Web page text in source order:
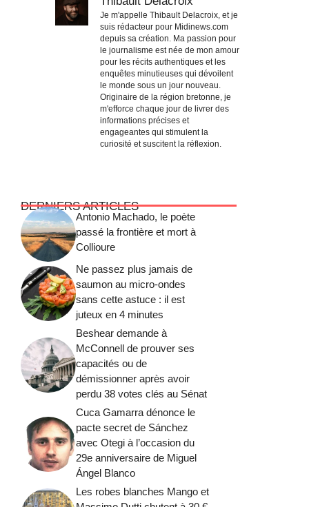
Je m'appelle Thibault Delacroix, et je
suis rédacteur pour Midinews.com
depuis sa création. Ma passion pour
le journalisme est née de mon amour
pour les récits authentiques et les
enquêtes minutieuses qui dévoilent
le monde sous un jour nouveau.
Originaire de la région bretonne, je
m'efforce chaque jour de livrer des
informations précises et
engageantes qui stimulent la
curiosité et suscitent la réflexion.
DERNIERS ARTICLES
Antonio Machado, le poète
passé la frontière et mort à
Collioure
Ne passez plus jamais de
saumon au micro-ondes
sans cette astuce : il est
juteux en 4 minutes
Beshear demande à
McConnell de prouver ses
capacités ou de
démissionner après avoir
perdu 38 votes clés au Sénat
Cuca Gamarra dénonce le
pacte secret de Sánchez
avec Otegi à l’occasion du
29e anniversaire de Miguel
Ángel Blanco
Les robes blanches Mango et